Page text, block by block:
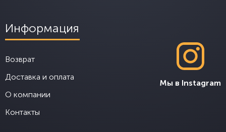
Информация
Возврат
Доставка и оплата
О компании
Контакты
Мы в Instagram